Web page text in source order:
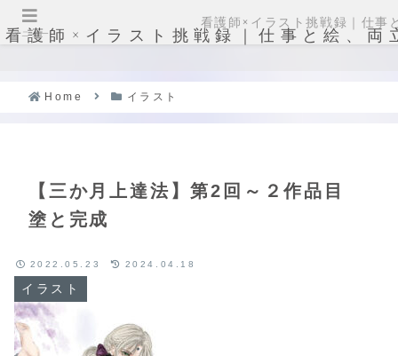
看護師×イラスト挑戦録｜仕事と絵、両
Home イラスト
【三か月上達法】第2回～２作品目
塗と完成
イラスト
2022.05.23 2024.04.18
メニュー
看護師×イラスト挑戦録｜仕事